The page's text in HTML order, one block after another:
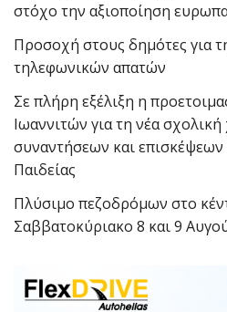
στόχο την αξιοποίηση
Προσοχή στους δημότες για
τηλεφωνικών απατών
Σε πλήρη εξέλιξη η
Ιωαννιτών για τη νέα
συναντήσεων και
Παιδείας
Πλύσιμο πεζοδρόμων στο
Σαββατοκύριακο 8 και 9